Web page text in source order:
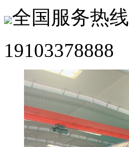
全国服务热线
19103378888